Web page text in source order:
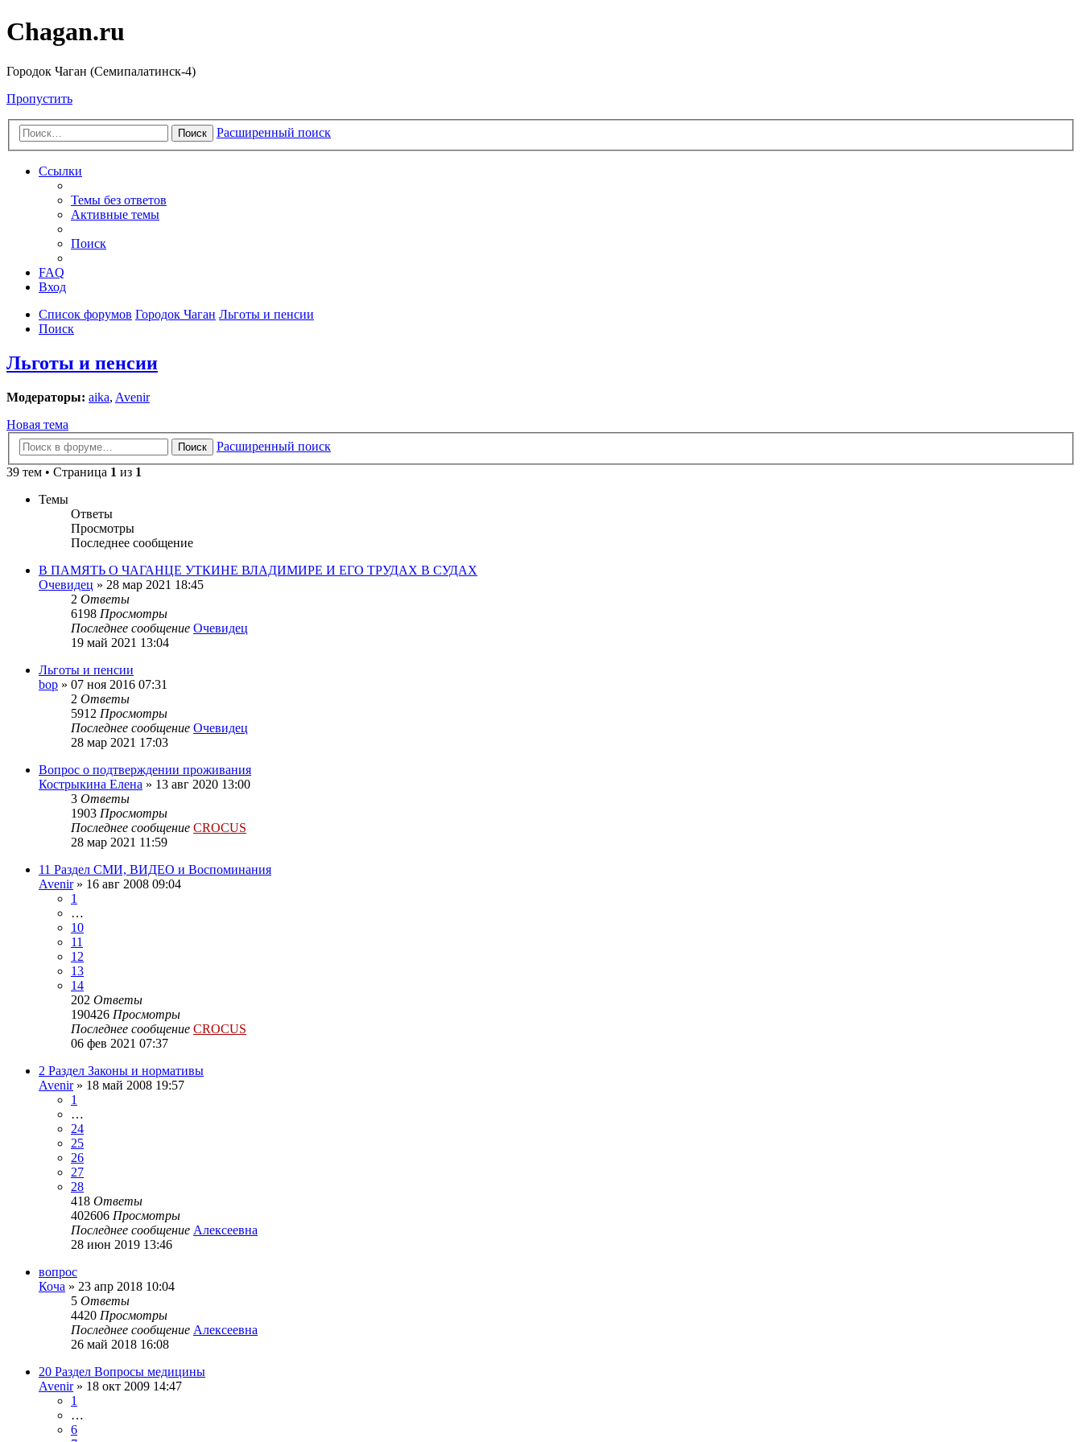
Chagan.ru
Городок Чаган (Семипалатинск-4)
Пропустить
Поиск Расширенный поиск
Ссылки
Темы без ответов
Активные темы
Поиск
FAQ
Вход
Список форумов Городок Чаган Льготы и пенсии
Поиск
Льготы и пенсии
Модераторы: aika, Avenir
Новая тема
Поиск
Расширенный поиск
39 тем • Страница 1 из 1
Темы
Ответы
Просмотры
Последнее сообщение
В ПАМЯТЬ О ЧАГАНЦЕ УТКИНЕ ВЛАДИМИРЕ И ЕГО ТРУДАХ В СУДАХ
Очевидец » 28 мар 2021 18:45
2 Ответы
6198 Просмотры
Последнее сообщение Очевидец
19 май 2021 13:04
Льготы и пенсии
bop » 07 ноя 2016 07:31
2 Ответы
5912 Просмотры
Последнее сообщение Очевидец
28 мар 2021 17:03
Вопрос о подтверждении проживания
Кострыкина Елена » 13 авг 2020 13:00
3 Ответы
1903 Просмотры
Последнее сообщение CROCUS
28 мар 2021 11:59
11 Раздел СМИ, ВИДЕО и Воспоминания
Avenir» 16 авг 2008 09:04
1
…
10
11
12
13
14
202 Ответы
190426 Просмотры
Последнее сообщение CROCUS
06 фев 2021 07:37
2 Раздел Законы и нормативы
Avenir» 18 май 2008 19:57
1
…
24
25
26
27
28
418 Ответы
402606 Просмотры
Последнее сообщение Алексеевна
28 июн 2019 13:46
вопрос
Коча » 23 апр 2018 10:04
5 Ответы
4420 Просмотры
Последнее сообщение Алексеевна
26 май 2018 16:08
20 Раздел Вопросы медицины
Avenir» 18 окт 2009 14:47
1
…
6